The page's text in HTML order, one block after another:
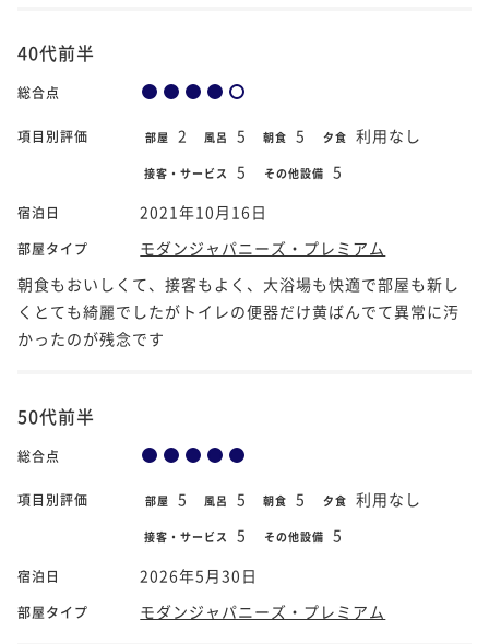
40代前半
総合点
項目別評価 部屋 2 風呂 5 朝食 5 夕食 利用なし
接客・サービス 5 その他設備 5
宿泊日 2021年10月16日
部屋タイプ
モダンジャパニーズ・プレミアム
朝食もおいしくて、接客もよく、大浴場も快適で部屋も新し
くとても綺麗でしたがトイレの便器だけ黄ばんでて異常に汚
かったのが残念です
50代前半
総合点
項目別評価 部屋 5 風呂 5 朝食 5 夕食 利用なし
接客・サービス 5 その他設備 5
宿泊日 2026年5月30日
部屋タイプ モダンジャパニーズ・プレミアム